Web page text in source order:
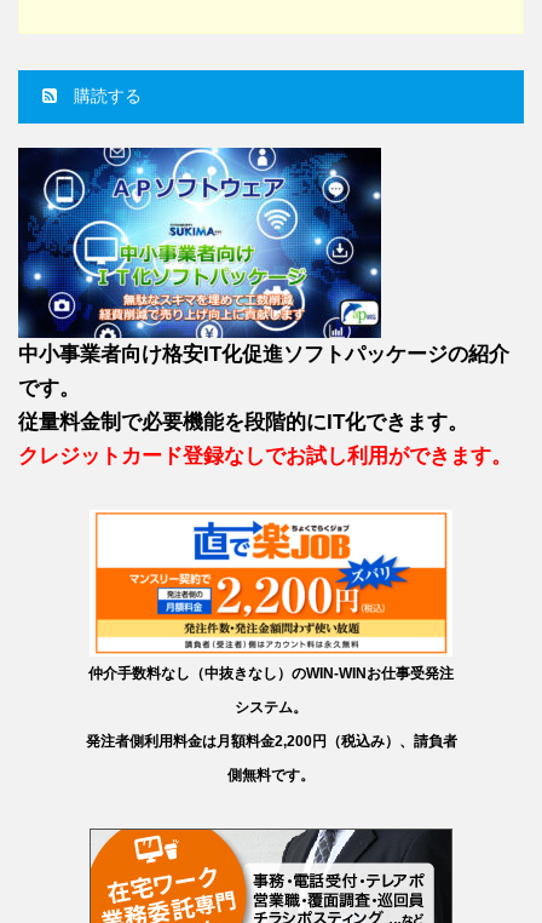
購読する
中小事業者向け格安IT化促進ソフトパッケージの紹介
です。
従量料金制で必要機能を段階的にIT化できます。
クレジットカード登録なしでお試し利用ができます。
仲介手数料なし（中抜きなし）のWIN-WINお仕事受発注
システム。
発注者側利用料金は月額料金2,200円（税込み）、請負者
側無料です。